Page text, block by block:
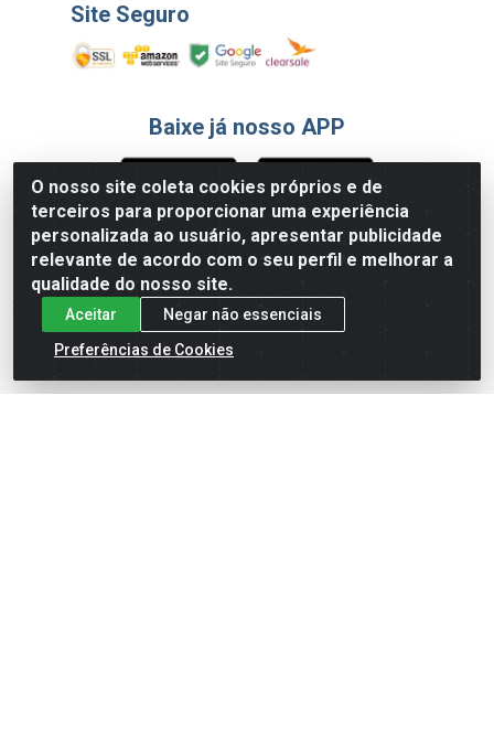
O nosso site coleta cookies próprios e de
terceiros para proporcionar uma experiência
personalizada ao usuário, apresentar publicidade
relevante de acordo com o seu perfil e melhorar a
qualidade do nosso site.
Aceitar
Negar não essenciais
Preferências de Cookies
Site Seguro
Baixe já nosso APP
Formas de Pagamento